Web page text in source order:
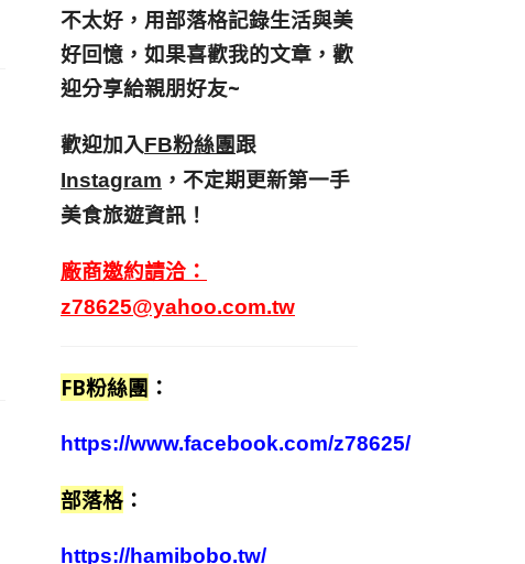
不太好，用部落格記錄生活與美
好回憶， 如果喜歡我的文章，歡
迎分享給親朋好友~
歡迎加入FB粉絲團跟
Instagram ，不定期更新第一手
美食旅遊資訊！
廠商邀約請洽：
z78625@yahoo.com.tw
FB粉絲團 ：
https://www.facebook.com/z78625/
部落格 ：
https://hamibobo.tw/